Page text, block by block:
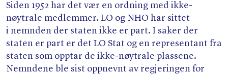
Siden 1952 har det vær en ordning med ikke-
nøytrale medlemmer. LO og NHO har sittet
i nemnden der staten ikke er part. I saker der
staten er part er det LO Stat og en representant fra
staten som opptar de ikke-nøytrale plassene.
Nemndene ble sist oppnevnt av regjeringen for